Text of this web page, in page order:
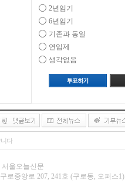
2년임기
6년임기
기존과 동일
연임제
생각없음
다
서울오늘신문
로중앙로 207, 241호 (구로동, 오퍼스1)